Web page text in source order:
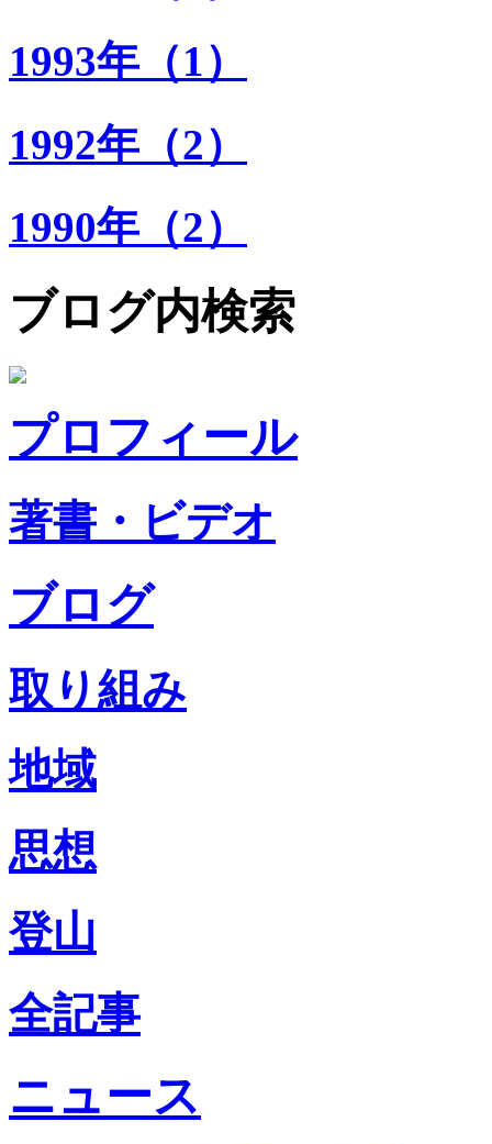
1993年（1）
1992年（2）
1990年（2）
ブログ内検索
プロフィール
著書・ビデオ
ブログ
取り組み
地域
思想
登山
全記事
ニュース